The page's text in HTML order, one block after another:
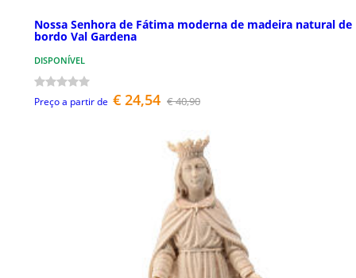
Nossa Senhora de Fátima moderna de madeira natural de
bordo Val Gardena
DISPONÍVEL
Preço a partir de € 24,54 € 40,90